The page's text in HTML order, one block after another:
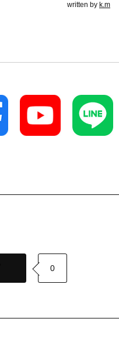
written by k.m
0